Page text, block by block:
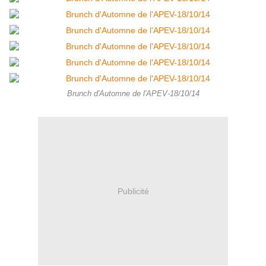
Brunch d'Automne de l'APEV-18/10/14
Publicité